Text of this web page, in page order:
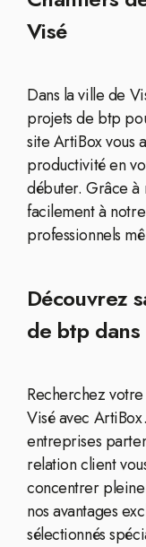
Visé
Dans la ville de
projets de btp
site ArtiBox vous
productivité en
débuter. Grâce
facilement à
professionnels
Découvrez
de btp
Recherchez
Visé avec
entreprises
relation client
concentrer
nos avantages
sélectionnés